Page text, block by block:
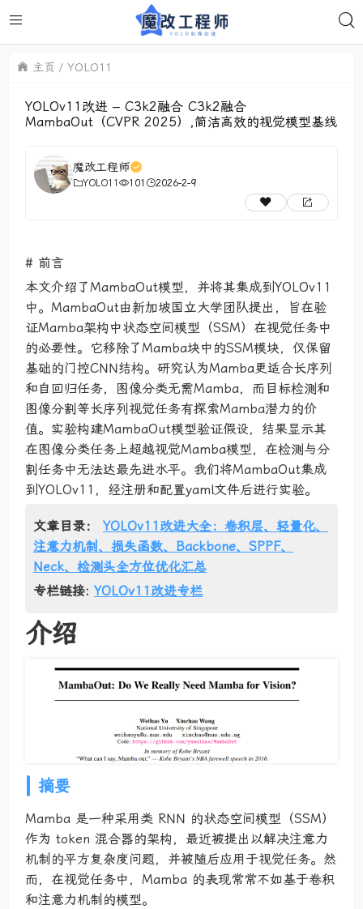
主页 YOLO11
YOLOv11改进 – C3k2融合 C3k2融合
MambaOut（CVPR 2025）,简洁高效的视觉模型基线
魔改工程师
YOLO11 101 2026-2-9
# 前言
本文介绍了MambaOut模型，并将其集成到YOLOv11
中。MambaOut由新加坡国立大学团队提出，旨在验
证Mamba架构中状态空间模型（SSM）在视觉任务中
的必要性。它移除了Mamba块中的SSM模块，仅保留
基础的门控CNN结构。研究认为Mamba更适合长序列
和自回归任务，图像分类无需Mamba，而目标检测和
图像分割等长序列视觉任务有探索Mamba潜力的价
值。实验构建MambaOut模型验证假设，结果显示其
在图像分类任务上超越视觉Mamba模型，在检测与分
割任务中无法达最先进水平。我们将MambaOut集成
到YOLOv11，经注册和配置yaml文件后进行实验。
文章目录： YOLOv11改进大全：卷积层、轻量化、
注意力机制、损失函数、Backbone、SPPF、
Neck、检测头全方位优化汇总
专栏链接: YOLOv11改进专栏
介绍
摘要
Mamba 是一种采用类 RNN 的状态空间模型（SSM）
作为 token 混合器的架构，最近被提出以解决注意力
机制的平方复杂度问题，并被随后应用于视觉任务。然
而，在视觉任务中，Mamba 的表现常常不如基于卷积
和注意力机制的模型。